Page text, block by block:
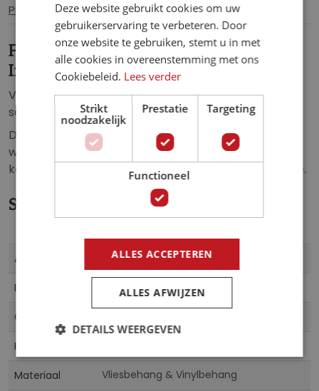
Productinformatie Specificaties
Fotobehang The Creation of Adam
Imitation.
Vlies fotobehang van Michelangelo zijn aangepaste
schilderij: De Schepping van Adam.
Dit fotobehang zorgt voor een luxe uitstraling in de:
woonkamer, slaapkamer, kinderkamer, keuken, hal,
kantoor, horecagelegenheid of iedere andere ruimte.
Specificaties
informatie
Artikelnummer 10313VE
EAN 5902066639079
Collectie
Kleur
Materiaal Vliesbehang & Vinylbehang
Deze website gebruikt cookies om uw
gebruikerservaring te verbeteren. Door
onze website te gebruiken, stemt u in met
alle cookies in overeenstemming met ons
Cookiebeleid. Lees verder
Strikt
noodzakelijk
Prestatie Targeting
Functioneel
ALLES ACCEPTEREN
ALLES AFWIJZEN
DETAILS WEERGEVEN